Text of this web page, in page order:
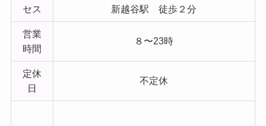
セス
新越谷駅 徒歩２分
営業
時間
８〜23時
定休
日
不定休